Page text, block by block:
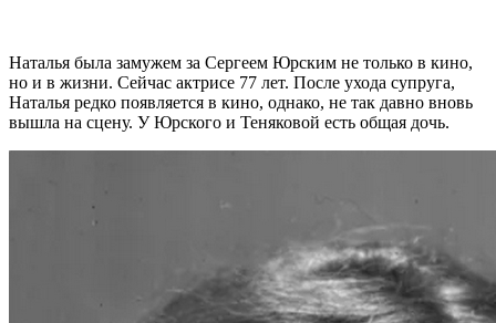
Наталья была замужем за Сергеем Юрским не только в кино,
но и в жизни. Сейчас актрисе 77 лет. После ухода супруга,
Наталья редко появляется в кино, однако, не так давно вновь
вышла на сцену. У Юрского и Теняковой есть общая дочь.